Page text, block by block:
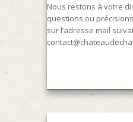
Nous restons à votre
questions ou
sur l’adresse mail